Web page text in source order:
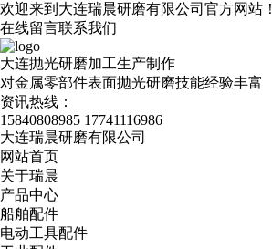
欢迎来到大连瑞晨研磨有限公司官方网站！
在线留言联系我们
大连抛光研磨加工生产制作
对金属零部件表面抛光研磨技能经验丰富
资讯热线：
15840808985 17741116986
大连瑞晨研磨有限公司
网站首页
关于瑞晨
产品中心
船舶配件
电动工具配件